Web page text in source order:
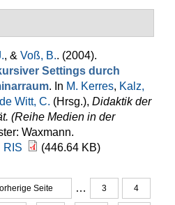
, & Voß, B.. (2004).
Settings durch
. In M. Kerres, Kalz,
de Witt, C. (Hrsg.), Didaktik der
(Reihe Medien in der
Waxmann.
RIS (446.64 KB)
Seite … 3 4